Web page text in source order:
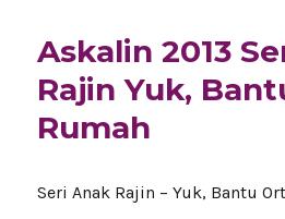
Askalin 2013
Rajin Yuk,
Rumah
Seri Anak Rajin – Yuk, Bantu